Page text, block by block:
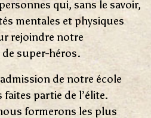
qui, sans le savoir,
mentales et physiques
rejoindre notre
de super-héros.
de notre école
partie de l’élite.
formerons les plus